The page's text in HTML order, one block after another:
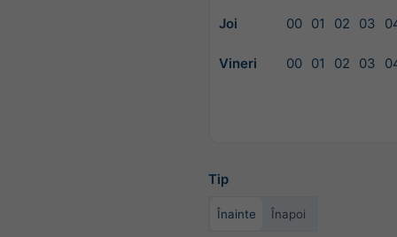
Joi 00 01 02 03
Vineri 00 01 02 03
Tip
Înainte Înapoi